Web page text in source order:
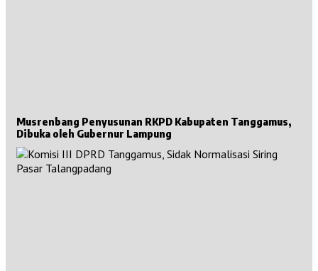
Musrenbang Penyusunan RKPD Kabupaten Tanggamus,
Dibuka oleh Gubernur Lampung